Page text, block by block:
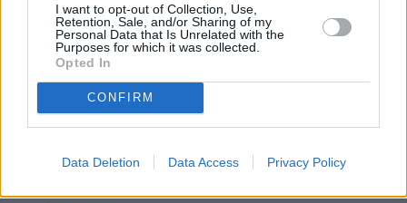
I want to opt-out of Collection, Use,
Retention, Sale, and/or Sharing of my
Personal Data that Is Unrelated with the
Purposes for which it was collected.
Opted In
CONFIRM
Data Deletion Data Access Privacy Policy